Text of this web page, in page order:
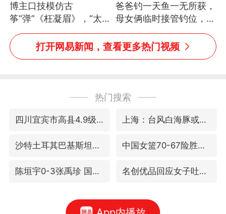
博主口技模仿古
筝“弹”《枉凝眉》，“太
像了～你是吃古筝长大的
吗？”“或将成为首位考级
不带古筝的选手。”（来
爸爸钓一天鱼一无所获，
母女俩临时接管钓位，用
玩具鱼竿钓上大鱼
打开网易新闻，查看更多热门视频
热门搜索
四川宜宾市高县4.9级地震致1人死亡 上海：台风白海豚或将带来龙卷风
沙特土耳其巴基斯坦签署共同防务协议 中国女篮70-67险胜尼日利亚女篮
陈垣宇0-3张禹珍 国乒男单全军覆没 名创优品回应女子吐槽内裤质量差